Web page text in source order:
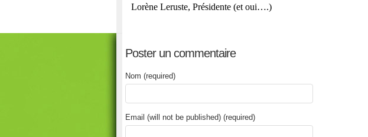
Lorène Leruste, Présidente (et oui….)
Poster un commentaire
Nom (required)
Email (will not be published) (required)